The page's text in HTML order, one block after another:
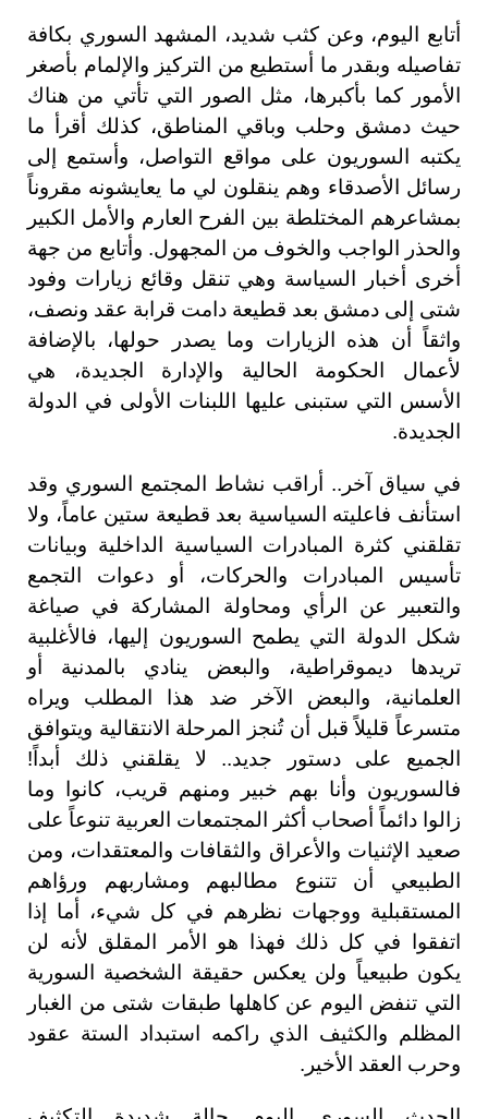
أتابع اليوم، وعن كثب شديد، المشهد السوري بكافة
تفاصيله وبقدر ما أستطيع من التركيز والإلمام بأصغر
الأمور كما بأكبرها، مثل الصور التي تأتي من هناك
حيث دمشق وحلب وباقي المناطق، كذلك أقرأ ما
يكتبه السوريون على مواقع التواصل، وأستمع إلى
رسائل الأصدقاء وهم ينقلون لي ما يعايشونه مقروناً
بمشاعرهم المختلطة بين الفرح العارم والأمل الكبير
والحذر الواجب والخوف من المجهول. وأتابع من جهة
أخرى أخبار السياسة وهي تنقل وقائع زيارات وفود
شتى إلى دمشق بعد قطيعة دامت قرابة عقد ونصف،
واثقاً أن هذه الزيارات وما يصدر حولها، بالإضافة
لأعمال الحكومة الحالية والإدارة الجديدة، هي
الأسس التي ستبنى عليها اللبنات الأولى في الدولة
الجديدة.
في سياق آخر.. أراقب نشاط المجتمع السوري وقد
استأنف فاعليته السياسية بعد قطيعة ستين عاماً، ولا
تقلقني كثرة المبادرات السياسية الداخلية وبيانات
تأسيس المبادرات والحركات، أو دعوات التجمع
والتعبير عن الرأي ومحاولة المشاركة في صياغة
شكل الدولة التي يطمح السوريون إليها، فالأغلبية
تريدها ديموقراطية، والبعض ينادي بالمدنية أو
العلمانية، والبعض الآخر ضد هذا المطلب ويراه
متسرعاً قليلاً قبل أن تُنجز المرحلة الانتقالية ويتوافق
الجميع على دستور جديد.. لا يقلقني ذلك أبداً!
فالسوريون وأنا بهم خبير ومنهم قريب، كانوا وما
زالوا دائماً أصحاب أكثر المجتمعات العربية تنوعاً على
صعيد الإثنيات والأعراق والثقافات والمعتقدات، ومن
الطبيعي أن تتنوع مطالبهم ومشاربهم ورؤاهم
المستقبلية ووجهات نظرهم في كل شيء، أما إذا
اتفقوا في كل ذلك فهذا هو الأمر المقلق لأنه لن
يكون طبيعياً ولن يعكس حقيقة الشخصية السورية
التي تنفض اليوم عن كاهلها طبقات شتى من الغبار
المظلم والكثيف الذي راكمه استبداد الستة عقود
وحرب العقد الأخير.